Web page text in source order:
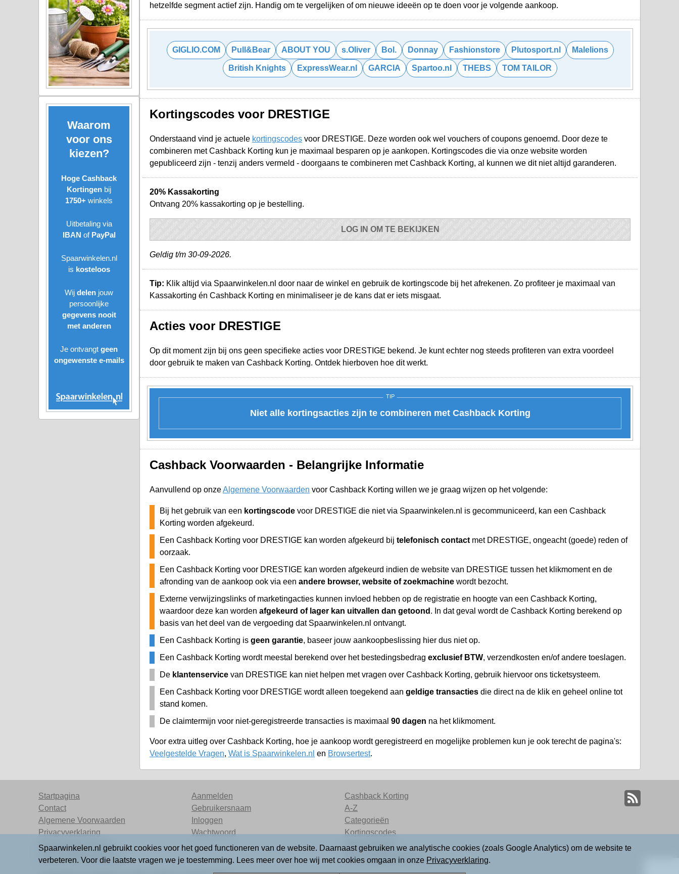
Waarom
voor ons
kiezen?
Hoge Cashback
Kortingen bij
1750+ winkels
Uitbetaling via
IBAN of PayPal
Spaarwinkelen.nl
is kosteloos
Wij delen jouw
persoonlijke
gegevens nooit
met anderen
Je ontvangt geen
ongewenste e-mails
hetzelfde segment actief zijn. Handig om te vergelijken of om nieuwe ideeën op te doen voor je volgende aankoop.
GIGLIO.COM Pull&Bear ABOUT YOU s.Oliver Bol. Donnay Fashionstore Plutosport.nl Malelions
British Knights ExpressWear.nl GARCIA Spartoo.nl THEBS TOM TAILOR
Kortingscodes voor DRESTIGE
Onderstaand vind je actuele kortingscodes voor DRESTIGE. Deze worden ook wel vouchers of coupons genoemd. Door deze te
combineren met Cashback Korting kun je maximaal besparen op je aankopen. Kortingscodes die via onze website worden
gepubliceerd zijn - tenzij anders vermeld - doorgaans te combineren met Cashback Korting, al kunnen we dit niet altijd garanderen.
20% Kassakorting
Ontvang 20% kassakorting op je bestelling.
LOG IN OM TE BEKIJKEN
Geldig t/m 30-09-2026.
Tip: Klik altijd via Spaarwinkelen.nl door naar de winkel en gebruik de kortingscode bij het afrekenen. Zo profiteer je maximaal van
Kassakorting én Cashback Korting en minimaliseer je de kans dat er iets misgaat.
Acties voor DRESTIGE
Op dit moment zijn bij ons geen specifieke acties voor DRESTIGE bekend. Je kunt echter nog steeds profiteren van extra voordeel
door gebruik te maken van Cashback Korting. Ontdek hierboven hoe dit werkt.
TIP
Niet alle kortingsacties zijn te combineren met Cashback Korting
Cashback Voorwaarden - Belangrijke Informatie
Aanvullend op onzeAlgemene Voorwaarden voor Cashback Korting willen we je graag wijzen op het volgende:
Bij het gebruik van een kortingscode voor DRESTIGE die niet via Spaarwinkelen.nl is gecommuniceerd, kan een Cashback
Korting worden afgekeurd.
Een Cashback Korting voor DRESTIGE kan worden afgekeurd bij telefonisch contact met DRESTIGE, ongeacht (goede) reden of
oorzaak.
Een Cashback Korting voor DRESTIGE kan worden afgekeurd indien de website van DRESTIGE tussen het klikmoment en de
afronding van de aankoop ook via een andere browser, website of zoekmachine wordt bezocht.
Externe verwijzingslinks of marketingacties kunnen invloed hebben op de registratie en hoogte van een Cashback Korting,
waardoor deze kan worden afgekeurd of lager kan uitvallen dan getoond . In dat geval wordt de Cashback Korting berekend op
basis van het deel van de vergoeding dat Spaarwinkelen.nl ontvangt.
Een Cashback Korting is geen garantie, baseer jouw aankoopbeslissing hier dus niet op.
Een Cashback Korting wordt meestal berekend over het bestedingsbedrag exclusief BTW, verzendkosten en/of andere toeslagen.
De klantenservice van DRESTIGE kan niet helpen met vragen over Cashback Korting, gebruik hiervoor ons ticketsysteem.
Een Cashback Korting voor DRESTIGE wordt alleen toegekend aan geldige transacties die direct na de klik en geheel online tot
stand komen.
De claimtermijn voor niet-geregistreerde transacties is maximaal 90 dagen na het klikmoment.
Voor extra uitleg over Cashback Korting, hoe je aankoop wordt geregistreerd en mogelijke problemen kun je ook terecht de pagina's:
Veelgestelde Vragen, Wat is Spaarwinkelen.nl en Browsertest.
Spaarwinkelen.nl gebruikt cookies voor het goed functioneren van de website. Daarnaast gebruiken we analytische cookies (zoals Google Analytics) om de website te
verbeteren. Voor die laatste vragen we je toestemming. Lees meer over hoe wij met cookies omgaan in onze Privacyverklaring.
Startpagina
Contact
Algemene Voorwaarden
Privacyverklaring
Veelgestelde Vragen
Wat is Spaarwinkelen.nl
Aanmelden
Gebruikersnaam
Inloggen
Wachtwoord
Cashback Korting
A-Z
Categorieën
Kortingscodes
Wetenswaard
Over Spaarwinkelen.nl